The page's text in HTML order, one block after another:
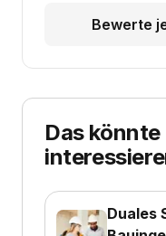
Bewerte
Das
Duales